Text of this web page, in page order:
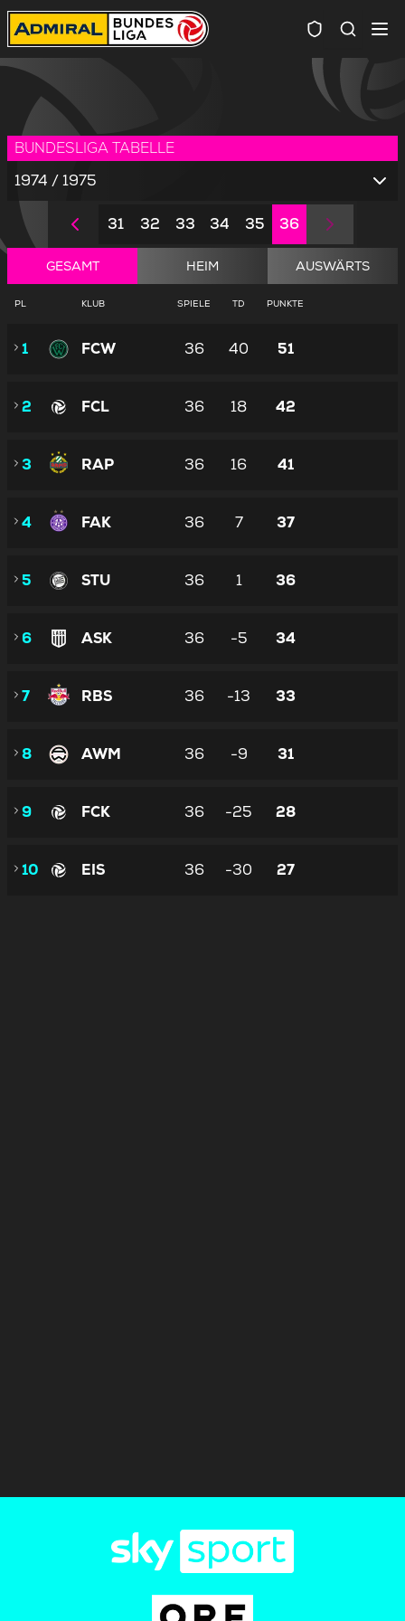
BUNDESLIGA TABELLE
1974 / 1975
31 32 33 34 35 36
GESAMT HEIM AUSWÄRTS
PL KLUB SPIELE TD PUNKTE
1 FCW 36 40 51
2 FCL 36 18 42
3 RAP 36 16 41
4 FAK 36 7 37
5 STU 36 1 36
6 ASK 36 -5 34
7 RBS 36 -13 33
8 AWM 36 -9 31
9 FCK 36 -25 28
10 EIS 36 -30 27